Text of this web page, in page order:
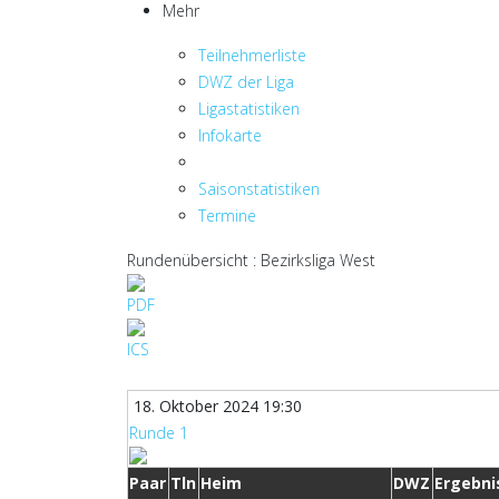
Mehr
Teilnehmerliste
DWZ der Liga
Ligastatistiken
Infokarte
Saisonstatistiken
Termine
Rundenübersicht : Bezirksliga West
18. Oktober 2024 19:30
Runde 1
Paar Tln Heim DWZ